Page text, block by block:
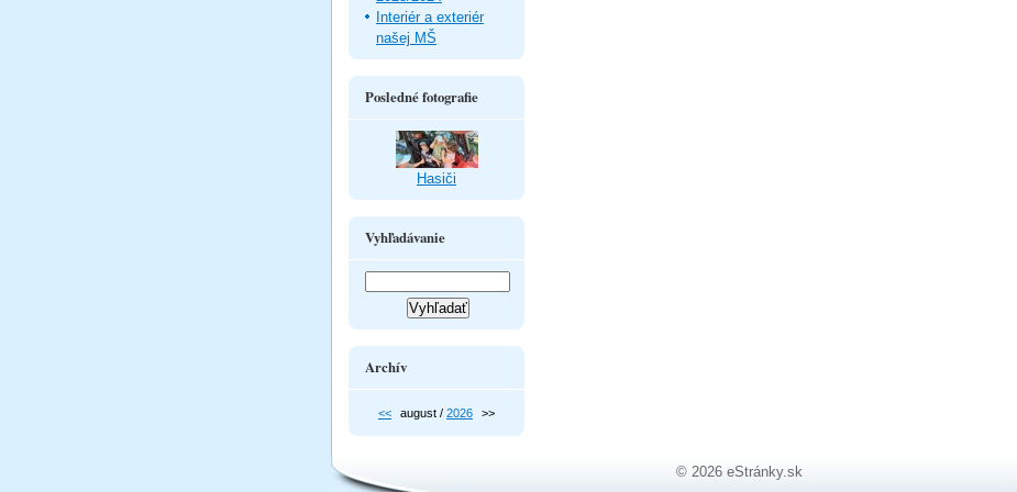
Interiér a exteriér
našej MŠ
Posledné fotografie
Hasiči
Vyhľadávanie
Archív
<< august / 2026 >>
© 2026 eStránky.sk